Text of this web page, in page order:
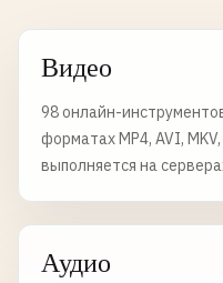
Видео
98 онлайн-
форматах MP4, AVI,
выполняется на
Аудио